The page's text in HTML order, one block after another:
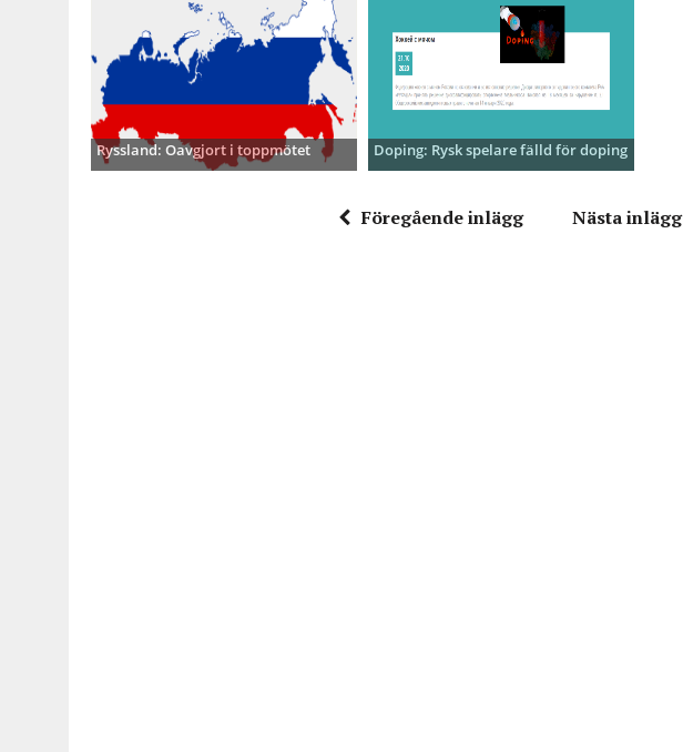
Ryssland: Oavgjort i toppmötet Doping: Rysk spelare fälld för doping
Föregående inlägg Nästa inlägg